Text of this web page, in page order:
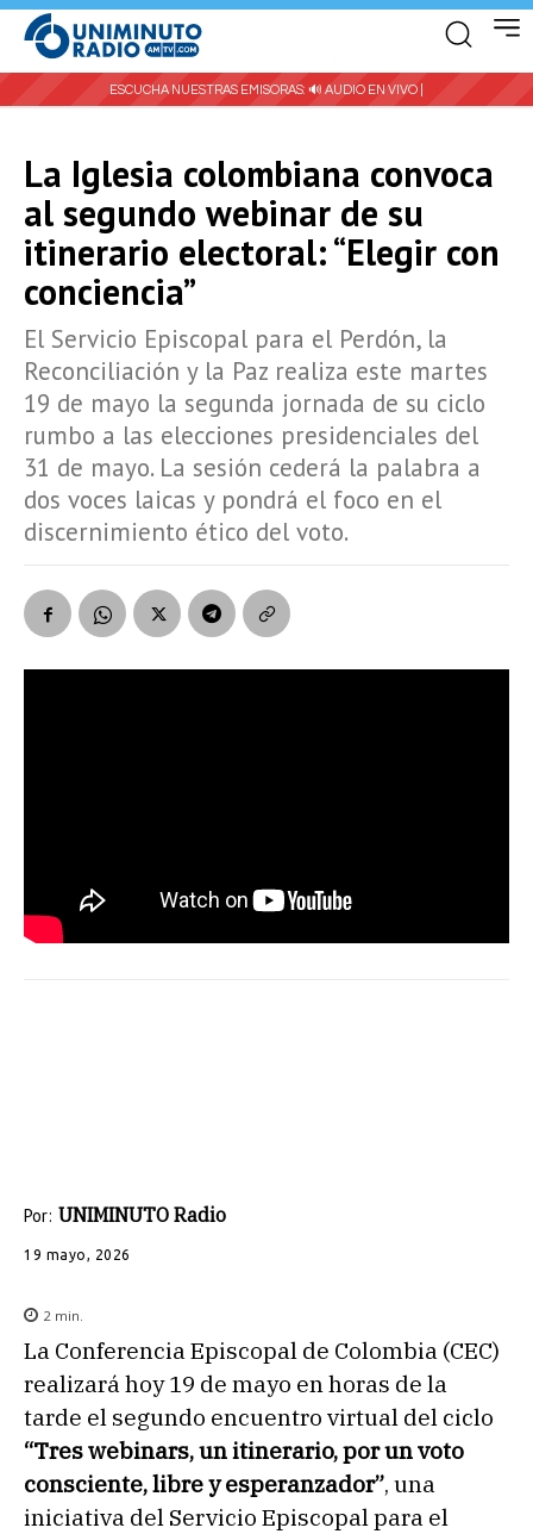
ESCUCHA NUESTRAS EMISORAS: 🔊 AUDIO EN VIVO |
La Iglesia colombiana convoca
al segundo webinar de su
itinerario electoral: “Elegir con
conciencia”
El Servicio Episcopal para el Perdón, la
Reconciliación y la Paz realiza este martes
19 de mayo la segunda jornada de su ciclo
rumbo a las elecciones presidenciales del
31 de mayo. La sesión cederá la palabra a
dos voces laicas y pondrá el foco en el
discernimiento ético del voto.
Por: UNIMINUTO Radio
19 mayo, 2026
2 min.
La Conferencia Episcopal de Colombia (CEC)
realizará hoy 19 de mayo en horas de la
tarde el segundo encuentro virtual del ciclo
“Tres webinars, un itinerario, por un voto
consciente, libre y esperanzador”, una
iniciativa del Servicio Episcopal para el